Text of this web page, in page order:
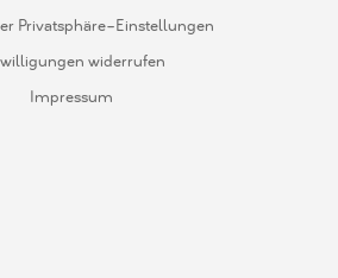
Privatsphäre-Einstellungen
widerrufen
Impressum